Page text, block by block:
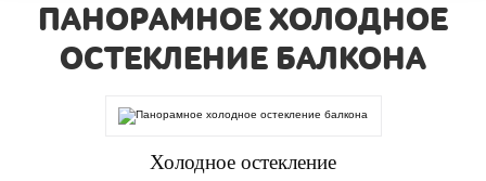
ПАНОРАМНОЕ ХОЛОДНОЕ
ОСТЕКЛЕНИЕ БАЛКОНА
Холодное остекление